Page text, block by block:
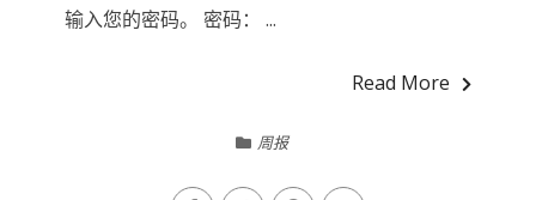
输入您的密码。 密码： ...
Read More
周报